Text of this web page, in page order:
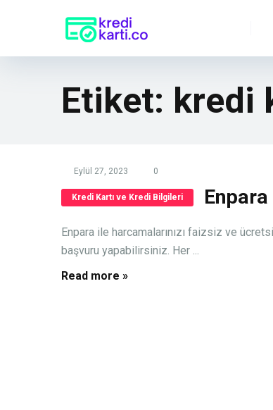
Etiket: kredi
Eylül 27, 2023 0
Kredi Kartı ve Kredi Bilgileri
Enpara ile harcamalarınızı faizsiz ve
başvuru yapabilirsiniz. Her ...
Read more »